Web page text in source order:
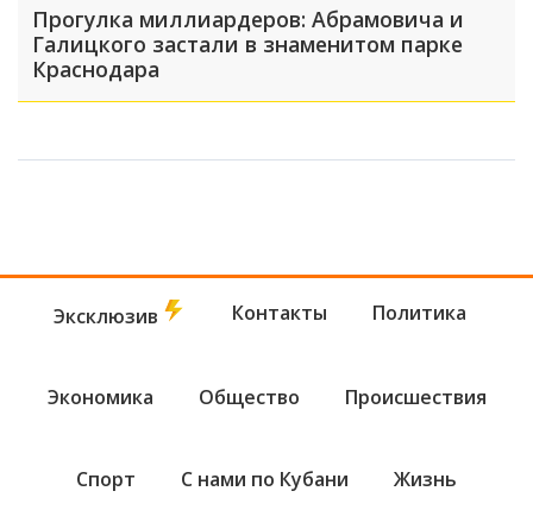
Прогулка миллиардеров: Абрамовича и
Галицкого застали в знаменитом парке
Краснодара
Эксклюзив Контакты Политика
Экономика Общество Происшествия
Спорт С нами по Кубани Жизнь